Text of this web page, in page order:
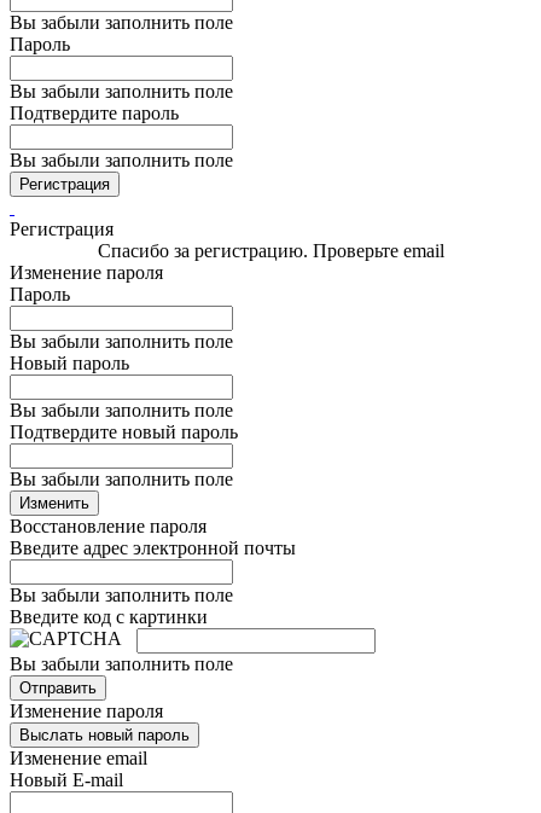
Вы забыли заполнить поле
Пароль
Вы забыли заполнить поле
Подтвердите пароль
Вы забыли заполнить поле
Регистрация
Регистрация
Спасибо за регистрацию. Проверьте email
Изменение пароля
Пароль
Вы забыли заполнить поле
Новый пароль
Вы забыли заполнить поле
Подтвердите новый пароль
Вы забыли заполнить поле
Изменить
Восстановление пароля
Введите адрес электронной почты
Вы забыли заполнить поле
Введите код с картинки
Вы забыли заполнить поле
Отправить
Изменение пароля
Выслать новый пароль
Изменение email
Новый E-mail